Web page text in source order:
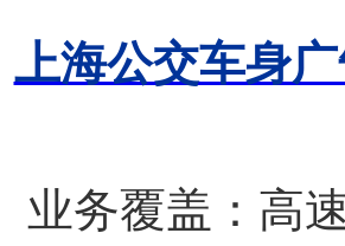
上海公交车身
业务覆盖：高